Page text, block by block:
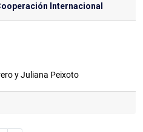
Internacional
y Juliana Peixoto